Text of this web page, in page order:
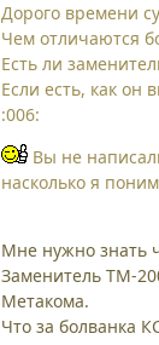
Дорого времени
Чем отличаются
Есть ли
Если есть, как он
:006:
Вы не
насколько я
Мне нужно знать
Заменитель ТМ-
Метакома.
Что за болванка